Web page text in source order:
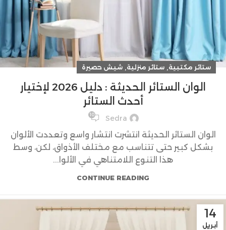
ستائر مكتبية, ستائر منزلية, شيش حصيرة
الوان الستائر الحديثة : دليل 2026 لإختيار
أحدث الستائر
Sedra
10
الوان الستائر الحديثة انتشرت انتشار واسع وتعددت الألوان
بشكل كبير حتى تتناسب مع مختلف الأذواق، لكن، وسط
هذا التنوع اللامتناهي في الألوا...
CONTINUE READING
14
أبريل